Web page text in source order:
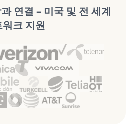
연결 – 미국 및 전 세계
워크 지원